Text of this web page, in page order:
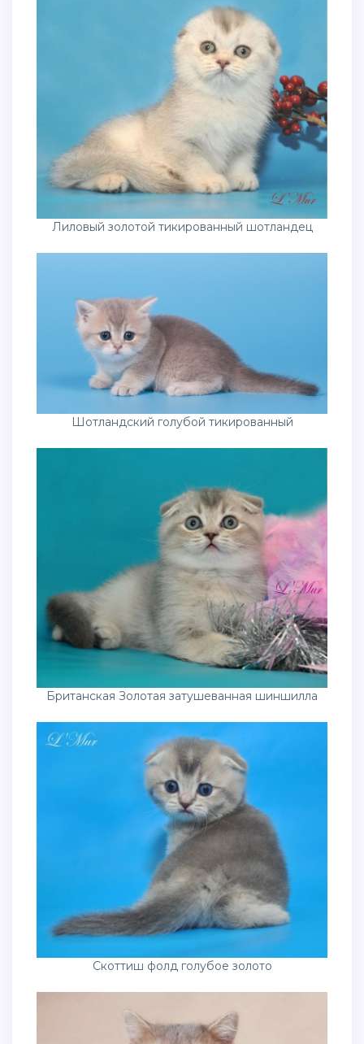
Лиловый золотой тикированный шотландец
Шотландский голубой тикированный
Британская Золотая затушеванная шиншилла
Скоттиш фолд голубое золото